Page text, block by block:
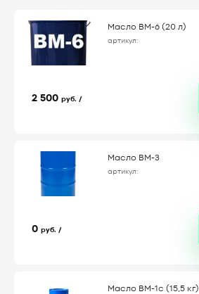
Масло ВМ-6 (20 л)
артикул:
2 500 руб. /
Масло ВМ-3
артикул:
0 руб. /
Масло ВМ-1с (15,5 кг)